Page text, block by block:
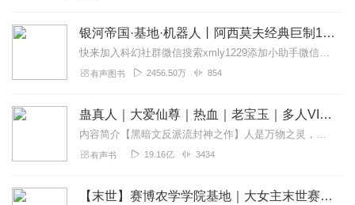
银河帝国·基地·机器人丨阿西莫夫经典巨制15部全集丨马斯克送上太空的科幻
快来加入科幻社群微信搜索xmly1229添加小助手微信，加入「类星体剧场」交流群，和科幻迷们“零距离”交流，更有大咖空降入驻，限时领取各种科幻周边、科幻实体书等...
有声图书 2456.50万 854
蛊真人｜大爱仙尊｜热血｜老宝玉｜多人VIP免费有声剧
内容简介【黑暗文反派流封神之作】人是万物之灵，蛊是天地真精。一个穿越者不断重生的故事。一个养蛊、炼蛊、用蛊的奇特世界。配音组（男角色）老宝玉旁白...
有声书 19.16亿 3434
【末世】赛博农学学院基地｜大女主末世赛博朋克种地